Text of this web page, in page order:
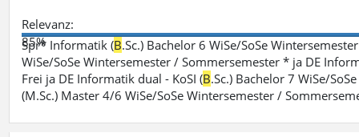
Relevanz:
85%
Spr* Informatik (B.Sc.) Bachelor 6 WiSe/SoSe
WiSe/SoSe Wintersemester / Sommersemester * ja DE
Frei ja DE Informatik dual - KoSI (B.Sc.) Bachelor 7 WiSe/
(M.Sc.) Master 4/6 WiSe/SoSe Wintersemester /